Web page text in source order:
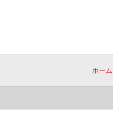
ホーム